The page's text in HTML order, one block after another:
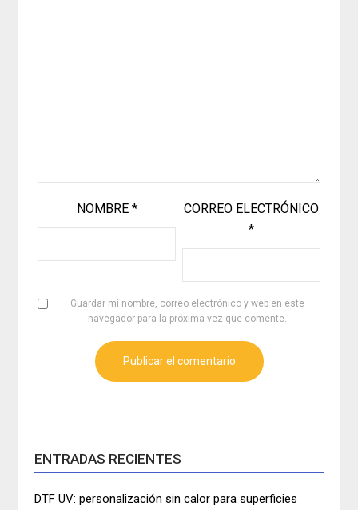
NOMBRE *
CORREO ELECTRÓNICO
*
Guardar mi nombre, correo electrónico y web en este
navegador para la próxima vez que comente.
ENTRADAS RECIENTES
DTF UV: personalización sin calor para superficies